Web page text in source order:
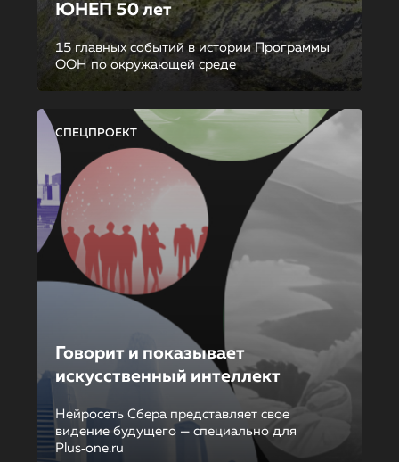
ЮНЕП 50 лет
15 главных событий в истории Программы
ООН по окружающей среде
СПЕЦПРОЕКТ
Говорит и показывает
искусственный интеллект
Нейросеть Сбера представляет свое
видение будущего — специально для
Plus‑one.ru